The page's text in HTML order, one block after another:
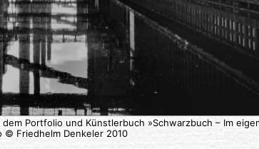
dem Portfolio und Künstlerbuch »Schwarzbuch – Im
© Friedhelm Denkeler 2010